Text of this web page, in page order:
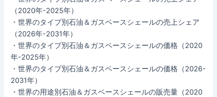
（2020年-2025年）
・世界のタイプ別石油＆ガスベースシェールの売上シェア
（2026年-2031年）
・世界のタイプ別石油＆ガスベースシェールの価格（2020
年-2025年）
・世界のタイプ別石油＆ガスベースシェールの価格（2026-
2031年）
・世界の用途別石油＆ガスベースシェールの販売量（2020